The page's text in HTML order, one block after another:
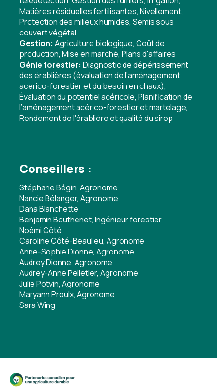
Matières résiduelles fertilisantes, Nivellement,
Protection des milieux humides, Semis sous
couvert végétal
Gestion: Agriculture biologique, Coût de
production, Mise en marché, Plans d'affaires
Génie forestier: Diagnostic de dépérissement
des érablières (évaluation de l’aménagement
acérico-forestier et du besoin en chaux),
Évaluation du potentiel acéricole, Planification de
l’aménagement acérico-forestier et martelage,
Rendement de l'érablière et qualité du sirop
Conseillers :
Stéphane Bégin, Agronome
Nancie Bélanger, Agronome
Dana Blanchette
Benjamin Bouthenet, Ingénieur forestier
Noémi Côté
Caroline Côté-Beaulieu, Agronome
Anne-Sophie Dionne, Agronome
Audrey Dionne, Agronome
Audrey-Anne Pelletier, Agronome
Julie Potvin, Agronome
Maryann Proulx, Agronome
Sara Wing